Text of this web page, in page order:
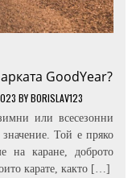
GoodYear?
BYBORISLAV123
или всесезонни
Той е пряко
на каране, доброто
карате, както […]